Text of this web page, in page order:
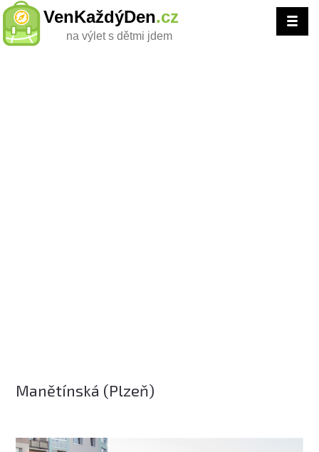
VenKaždýDen.cz
na výlet s dětmi jdem
Manětínská (Plzeň)